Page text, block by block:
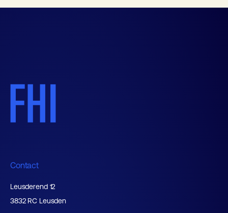
Contact
Leusderend 12
3832 RC Leusden